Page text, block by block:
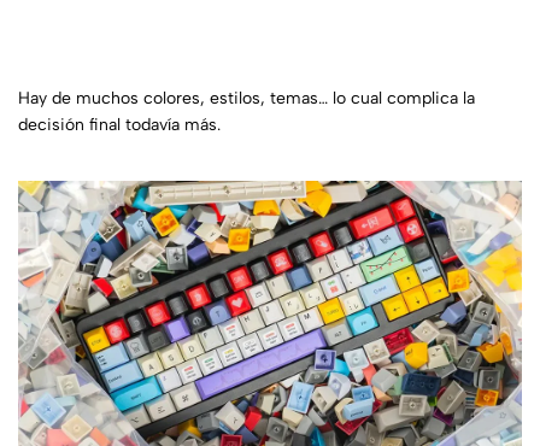
Hay de muchos colores, estilos, temas… lo cual complica la
decisión final todavía más.